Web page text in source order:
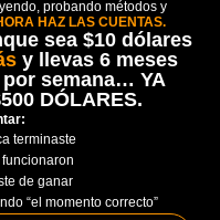
probando métodos y
HAZ LAS CUENTAS.
sea $10 dólares
y llevas 6 meses
semana… YA
DÓLARES.
terminaste
de ganar
“el momento correcto”